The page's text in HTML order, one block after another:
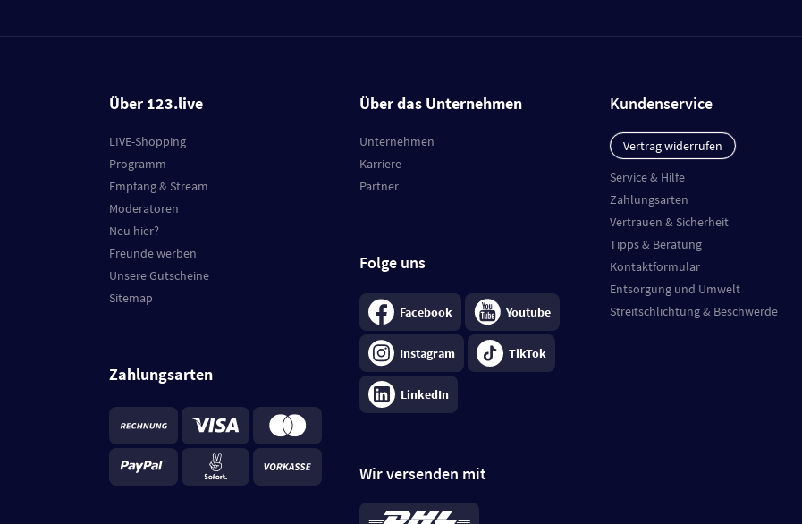
Über 123.live
LIVE-Shopping
Programm
Empfang & Stream
Moderatoren
Neu hier?
Freunde werben
Unsere Gutscheine
Sitemap
Zahlungsarten
Über das Unternehmen
Unternehmen
Karriere
Partner
Folge uns
Facebook Youtube
Instagram TikTok
LinkedIn
Wir versenden mit
Kundenservice
Vertrag widerrufen
Service & Hilfe
Zahlungsarten
Vertrauen & Sicherheit
Tipps & Beratung
Kontaktformular
Entsorgung und Umwelt
Streitschlichtung & Beschwerde